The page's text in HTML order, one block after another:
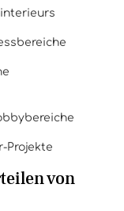
Projekte
von